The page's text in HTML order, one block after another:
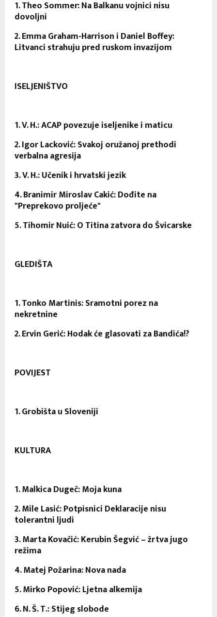
1. Theo Sommer: Na Balkanu vojnici nisu
dovoljni
2. Emma Graham-Harrison i Daniel Boffey:
Litvanci strahuju pred ruskom invazijom
ISELJENIŠTVO
1. V. H.: ACAP povezuje iseljenike i maticu
2. Igor Lacković: Svakoj oružanoj prethodi
verbalna agresija
3. V. H.: Učenik i hrvatski jezik
4. Branimir Miroslav Cakić: Dođite na
"Preprekovo proljeće"
5. Tihomir Nuić: O Titina zatvora do Švicarske
GLEDIŠTA
1. Tonko Martinis: Sramotni porez na
nekretnine
2. Ervin Gerić: Hodak će glasovati za Bandića!?
POVIJEST
1. Grobišta u Sloveniji
KULTURA
1. Malkica Dugeč: Moja kuna
2. Mile Lasić: Potpisnici Deklaracije nisu
tolerantni ljudi
3. Marta Kovačić: Kerubin Šegvić – žrtva jugo
režima
4. Matej Požarina: Nova nada
5. Mirko Popović: Ljetna alkemija
6. N. Š. T.: Stijeg slobode